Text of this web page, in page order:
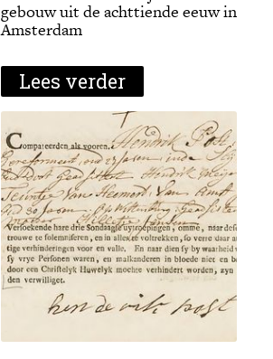
gebouw uit de achttiende eeuw in
Amsterdam
Lees verder